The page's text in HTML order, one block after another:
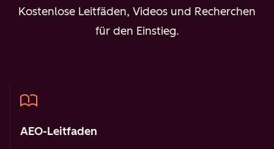
Kostenlose Leitfäden, Videos und Recherchen
für den Einstieg.
AEO-Leitfaden